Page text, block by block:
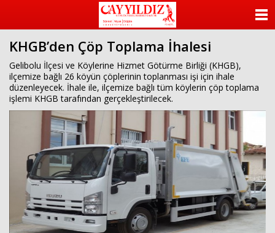
KHGB’den Çöp Toplama İhalesi
Gelibolu İlçesi ve Köylerine Hizmet Götürme Birliği (KHGB),
ilçemize bağlı 26 köyün çöplerinin toplanması işi için ihale
düzenleyecek. İhale ile, ilçemize bağlı tüm köylerin çöp toplama
işlemi KHGB tarafından gerçekleştirilecek.
KATEGORİLER
YAZARLAR
VİDEO GALERİ
KÜNYE
İLETİŞİM